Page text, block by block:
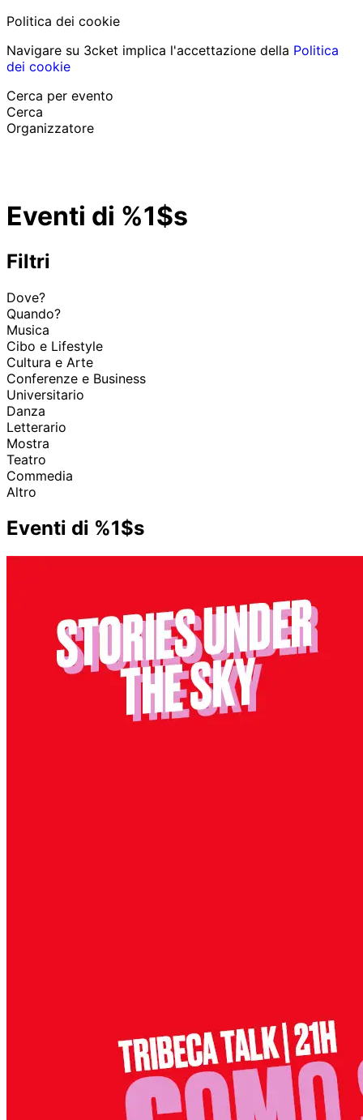
Politica dei cookie
Navigare su 3cket implica l'accettazione della Politica
dei cookie
Cerca per evento
Cerca
Organizzatore
Aiuto per il partecipante Ho perso il mio biglietto
Eventi di %1$s
Filtri
Dove?
Quando?
Musica
Cibo e Lifestyle
Cultura e Arte
Conferenze e Business
Universitario
Danza
Letterario
Mostra
Teatro
Commedia
Altro
Eventi di %1$s